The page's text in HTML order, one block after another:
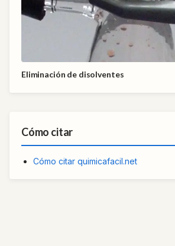
Eliminación de disolventes
Cómo citar
Cómo citar quimicafacil.net